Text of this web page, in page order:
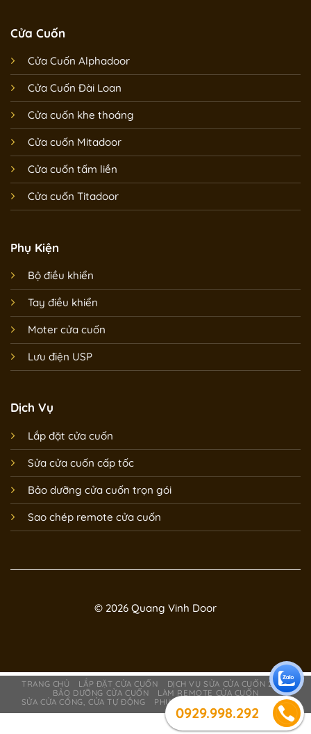
Cửa Cuốn
Cửa Cuốn Alphadoor
Cửa Cuốn Đài Loan
Cửa cuốn khe thoáng
Cửa cuốn Mitadoor
Cửa cuốn tấm liền
Cửa cuốn Titadoor
Phụ Kiện
Bộ điều khiển
Tay điều khiển
Moter cửa cuốn
Lưu điện USP
Dịch Vụ
Lắp đặt cửa cuốn
Sửa cửa cuốn cấp tốc
Bảo dưỡng cửa cuốn trọn gói
Sao chép remote cửa cuốn
© 2026 Quang Vinh Door
0929.998.292
TRANG CHỦ LẮP ĐẶT CỬA CUỐN
DỊCH VỤ SỬA CỬA CUỐN 24/7
BẢO DƯỠNG CỬA CUỐN
LÀM REMOTE CỬA CUỐN
SỬA CỬA CỔNG, CỬA TỰ ĐỘNG
PHỤ KIỆN CỬA CUỐN GIỚI THIỆU